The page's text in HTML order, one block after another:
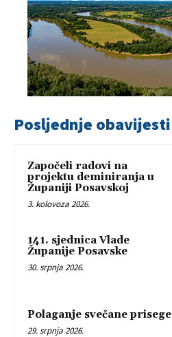
Posljednje obavijesti
Započeli radovi na
projektu deminiranja u
Županiji Posavskoj
3. kolovoza 2026.
141. sjednica Vlade
Županije Posavske
30. srpnja 2026.
Polaganje svečane prisege
29. srpnja 2026.